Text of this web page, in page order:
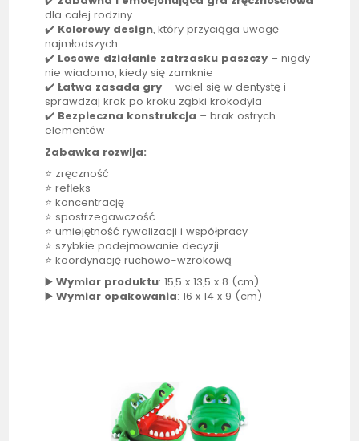
dla całej rodziny
✔️ Kolorowy design, który przyciąga uwagę
najmłodszych
✔️ Losowe działanie zatrzasku paszczy – nigdy
nie wiadomo, kiedy się zamknie
✔️Łatwa zasada gry – wciel się w dentystę i
sprawdzaj krok po kroku ząbki krokodyla
✔️ Bezpieczna konstrukcja – brak ostrych
elementów
Zabawka rozwija:
⭐ zręczność
⭐ refleks
⭐ koncentrację
⭐ spostrzegawczość
⭐ umiejętność rywalizacji i współpracy
⭐ szybkie podejmowanie decyzji
⭐ koordynację ruchowo-wzrokową
▶️Wymiar produktu: 15,5 x 13,5 x 8 (cm)
▶️Wymiar opakowania: 16 x 14 x 9 (cm)